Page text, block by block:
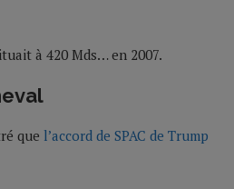
à 420 Mds… en 2007.
que l’accord de SPAC de Trump